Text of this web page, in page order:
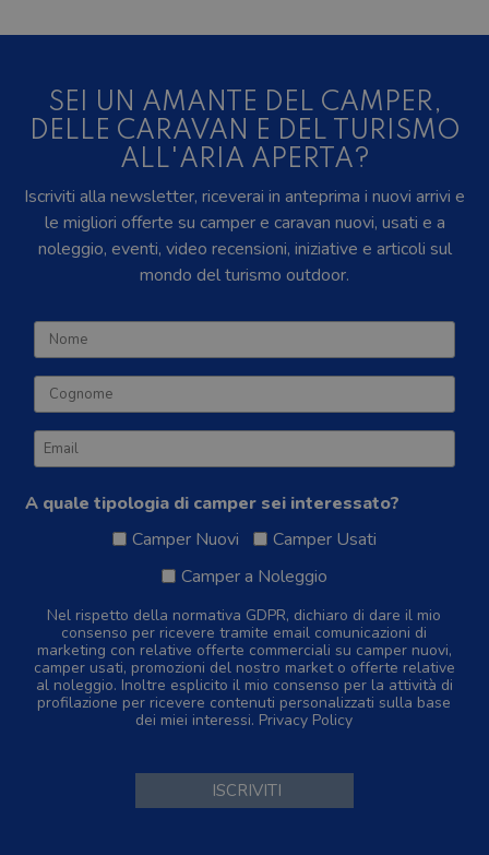
SEI UN AMANTE DEL CAMPER,
DELLE CARAVAN E DEL TURISMO
ALL'ARIA APERTA?
Iscriviti alla newsletter, riceverai in anteprima i nuovi arrivi e
le migliori offerte su camper e caravan nuovi, usati e a
noleggio, eventi, video recensioni, iniziative e articoli sul
mondo del turismo outdoor.
A quale tipologia di camper sei interessato?
Camper Nuovi
Camper Usati
Camper a Noleggio
Nel rispetto della normativa GDPR, dichiaro di dare il mio
consenso per ricevere tramite email comunicazioni di
marketing con relative offerte commerciali su camper nuovi,
camper usati, promozioni del nostro market o offerte relative
al noleggio. Inoltre esplicito il mio consenso per la attività di
profilazione per ricevere contenuti personalizzati sulla base
dei miei interessi. Privacy Policy